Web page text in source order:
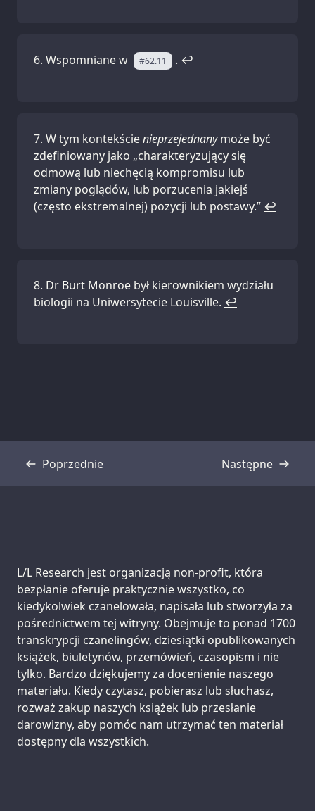
Wspomniane w #62.11 . ↩
W tym kontekścienieprzejednanymoże być
zdefiniowany jako „charakteryzujący się
odmową lub niechęcią kompromisu lub
zmiany poglądów, lub porzucenia jakiejś
(często ekstremalnej) pozycji lub postawy.” ↩
Dr Burt Monroe był kierownikiem wydziału
biologii na Uniwersytecie Louisville. ↩
Poprzednie
Transkrypcja Następne
Transkrypcja
Support us:
L/L Research jest organizacją non-profit, która
bezpłanie oferuje praktycznie wszystko, co
kiedykolwiek czanelowała, napisała lub stworzyła za
pośrednictwem tej witryny. Obejmuje to ponad 1700
transkrypcji czanelingów, dziesiątki opublikowanych
książek, biuletynów, przemówień, czasopism i nie
tylko. Bardzo dziękujemy za docenienie naszego
materiału. Kiedy czytasz, pobierasz lub słuchasz,
rozważ zakup naszych książek lub przesłanie
darowizny, aby pomóc nam utrzymać ten materiał
dostępny dla wszystkich.